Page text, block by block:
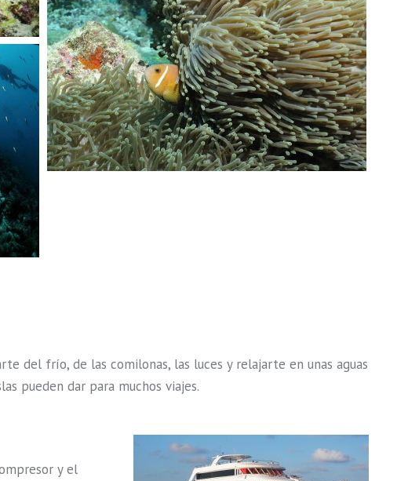
del frío, de las comilonas, las luces y relajarte en unas aguas
pueden dar para muchos viajes.
y el